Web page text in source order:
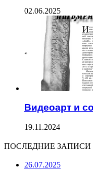
02.06.2025
Видеоарт и
19.11.2024
ПОСЛЕДНИЕ ЗАПИСИ
26.07.2025